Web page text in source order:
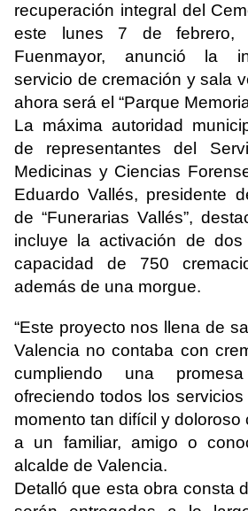
recuperación integral del
este lunes 7 de febrero,
Fuenmayor, anunció la
servicio de cremación y sala
ahora será el “Parque
La máxima autoridad
de representantes del
Medicinas y Ciencias
Eduardo Vallés, presidente
de “Funerarias Vallés”,
incluye la activación de dos
capacidad de 750
además de una morgue.
“Este proyecto nos llena de
Valencia no contaba con
cumpliendo una
ofreciendo todos los
momento tan difícil y doloroso
a un familiar, amigo o
alcalde de Valencia.
Detalló que esta obra consta